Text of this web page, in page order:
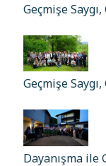
Geçmişe
Geçmişe
Dayanışma ile